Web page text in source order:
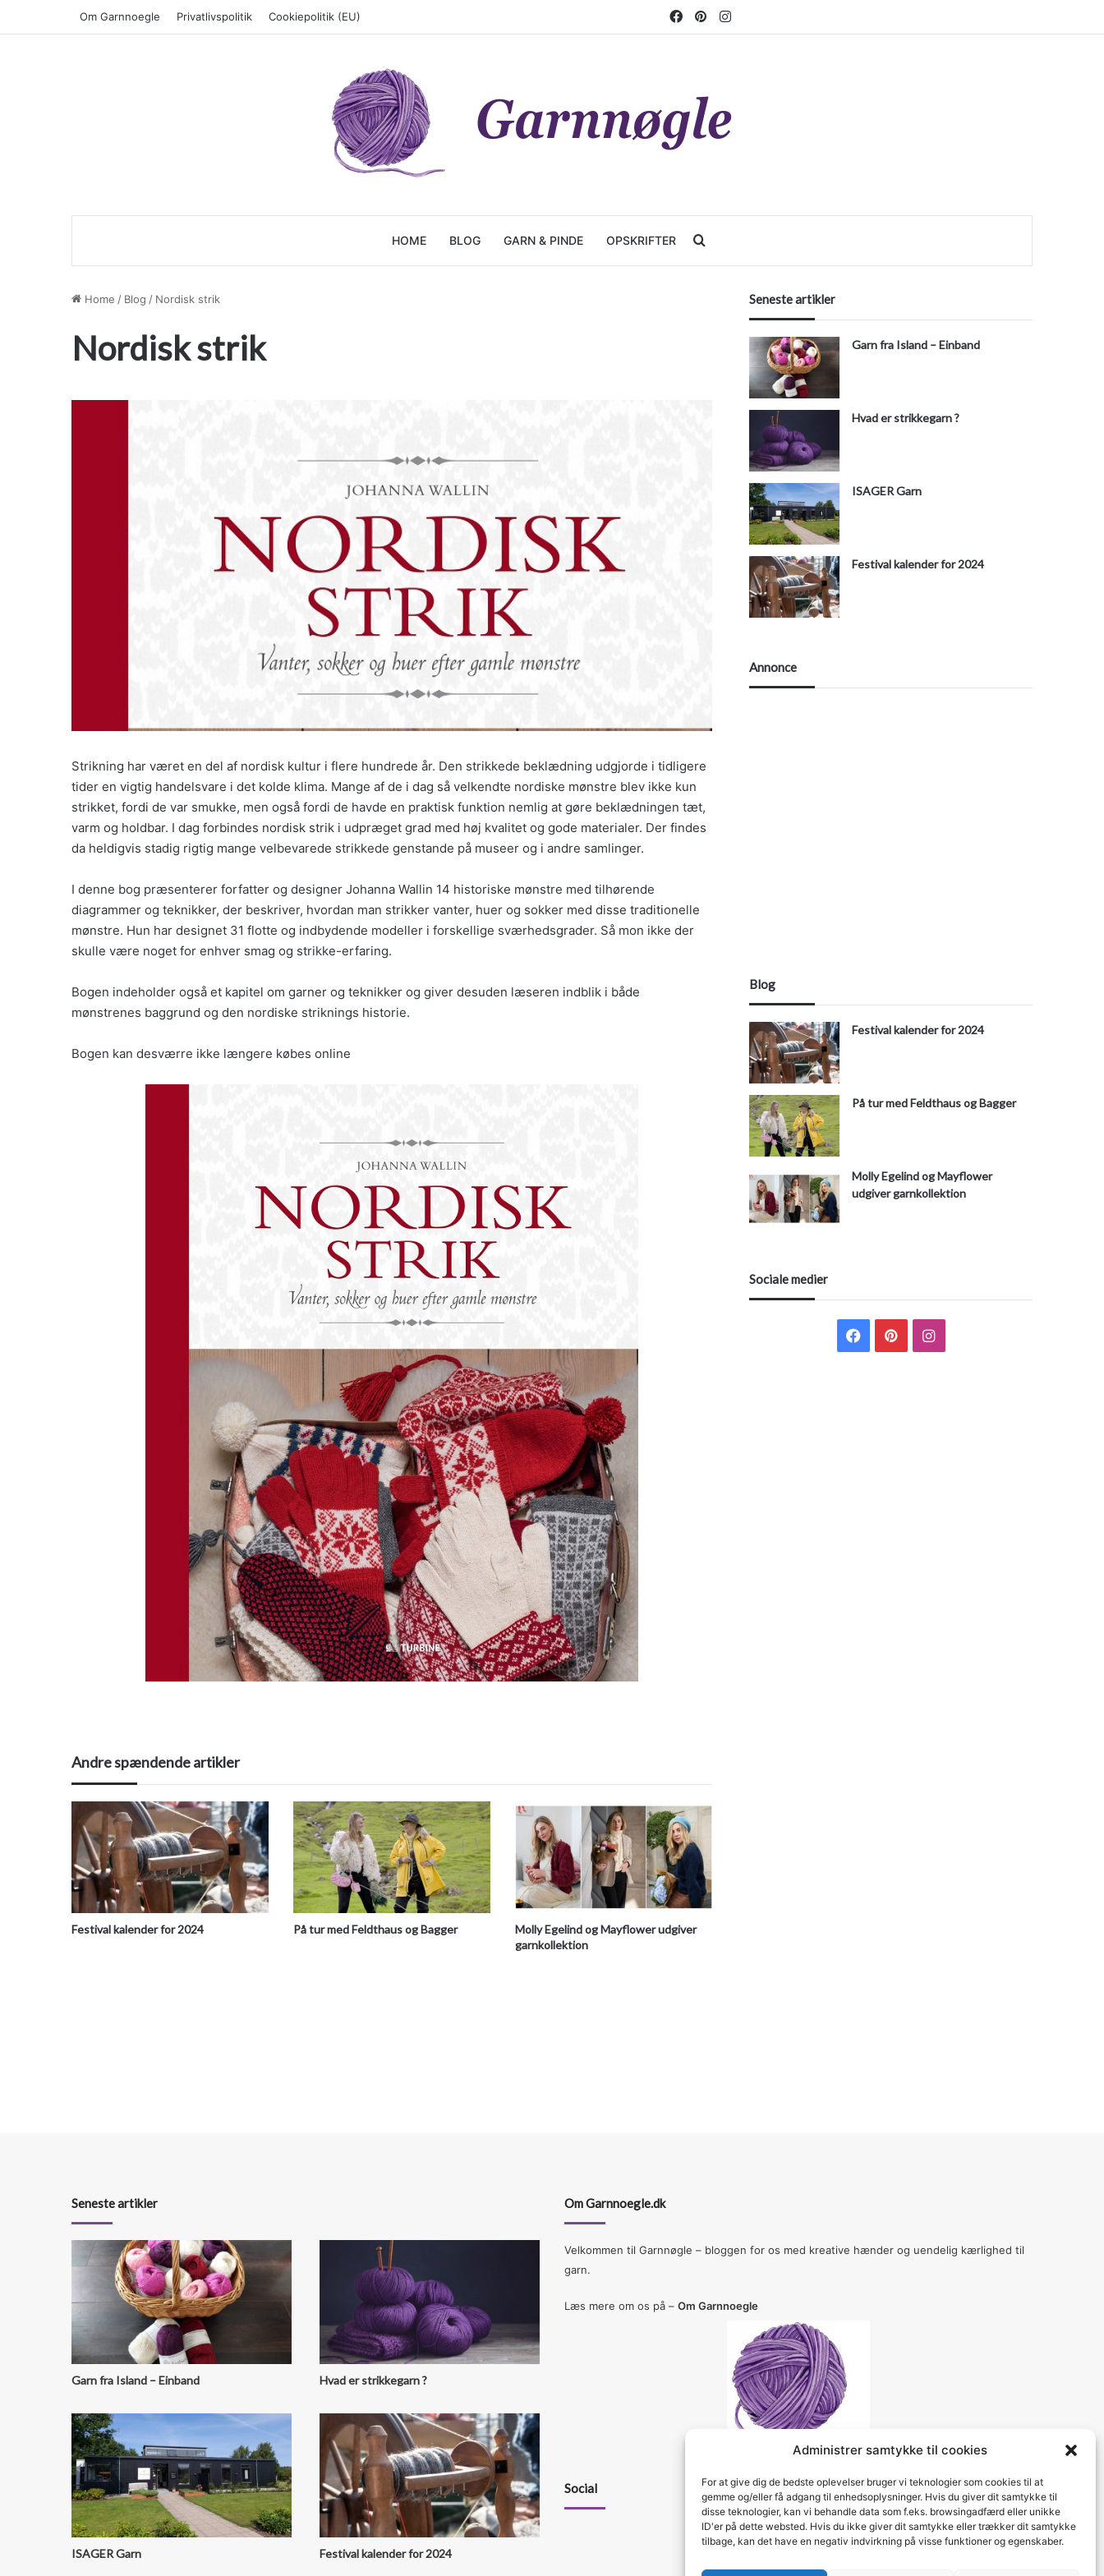
Administrer samtykke til cookies
For at give dig de bedste oplevelser bruger vi teknologier som cookies til at
gemme og/eller få adgang til enhedsoplysninger. Hvis du giver dit samtykke til
disse teknologier, kan vi behandle data som f.eks. browsingadfærd eller unikke
ID'er på dette websted. Hvis du ikke giver dit samtykke eller trækker dit samtykke
tilbage, kan det have en negativ indvirkning på visse funktioner og egenskaber.
Om Garnnoegle Privatlivspolitik Cookiepolitik (EU) Facebook
Pinterest
HOME BLOG GARN & PINDE OPSKRIFTER
Home / Blog / Nordisk strik
Nordisk strik
Strikning har været en del af nordisk kultur i flere hundrede år. Den strikkede beklædning udgjorde i tidligere
tider en vigtig handelsvare i det kolde klima. Mange af de i dag så velkendte nordiske mønstre blev ikke kun
strikket, fordi de var smukke, men også fordi de havde en praktisk funktion nemlig at gøre beklædningen tæt,
varm og holdbar. I dag forbindes nordisk strik i udpræget grad med høj kvalitet og gode materialer. Der findes
da heldigvis stadig rigtig mange velbevarede strikkede genstande på museer og i andre samlinger.
I denne bog præsenterer forfatter og designer Johanna Wallin 14 historiske mønstre med tilhørende
diagrammer og teknikker, der beskriver, hvordan man strikker vanter, huer og sokker med disse traditionelle
mønstre. Hun har designet 31 flotte og indbydende modeller i forskellige sværhedsgrader. Så mon ikke der
skulle være noget for enhver smag og strikke-erfaring.
Bogen indeholder også et kapitel om garner og teknikker og giver desuden læseren indblik i både
mønstrenes baggrund og den nordiske striknings historie.
Bogen kan desværre ikke længere købes online
Andre spændende artikler
Festival kalender for 2024 På tur med Feldthaus og Bagger
Molly Egelind og Mayflower udgiver
garnkollektion
Seneste artikler
Garn fra Island – Einband
Hvad er strikkegarn ?
ISAGER Garn
Festival kalender for 2024
Annonce
Blog
Festival kalender for 2024
På tur med Feldthaus og Bagger
Molly Egelind og Mayflower
udgiver garnkollektion
Sociale medier
F
P
I
Seneste artikler
Garn fra Island – Einband Hvad er strikkegarn ?
ISAGER Garn Festival kalender for 2024
Om Garnnoegle.dk
Velkommen til Garnnøgle – bloggen for os med kreative hænder og uendelig kærlighed til
garn.
Læs mere om os på – Om Garnnoegle
Social
FacebookPinterestInstagram